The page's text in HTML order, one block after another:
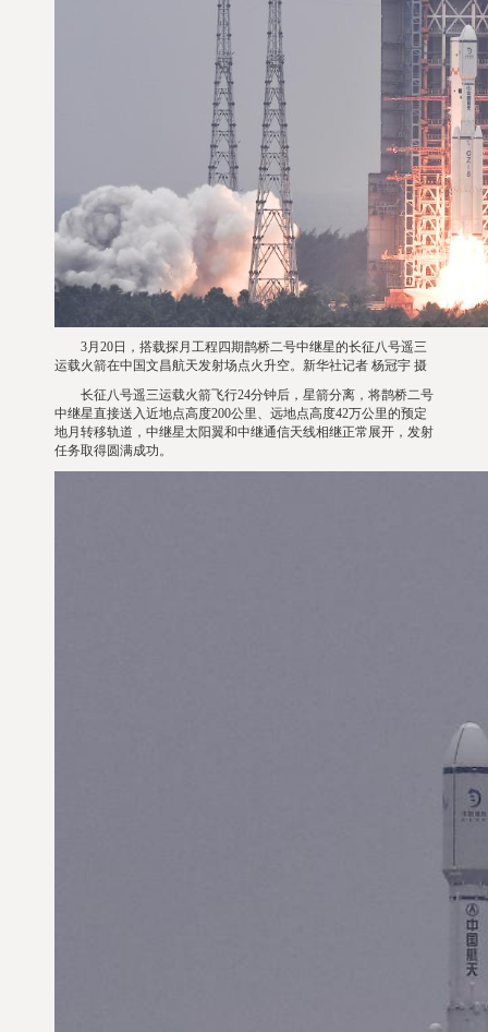
3月20日，搭载探月工程四期鹊桥二号中继星的长征八号遥三
运载火箭在中国文昌航天发射场点火升空。新华社记者 杨冠宇 摄
长征八号遥三运载火箭飞行24分钟后，星箭分离，将鹊桥二号
中继星直接送入近地点高度200公里、远地点高度42万公里的预定
地月转移轨道，中继星太阳翼和中继通信天线相继正常展开，发射
任务取得圆满成功。